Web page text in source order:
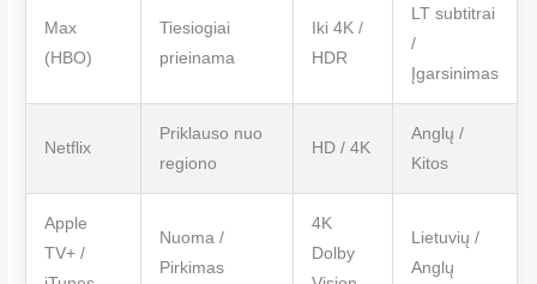
Max
(HBO)
Tiesiogiai
prieinama
Iki 4K /
HDR
LT subtitrai
/
Įgarsinimas
Netflix
Priklauso nuo
regiono
HD / 4K
Anglų /
Kitos
Apple
TV+ /
Nuoma /
Pirkimas
4K
Dolby
Lietuvių /
Anglų